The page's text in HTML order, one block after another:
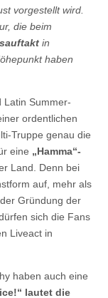
vorgestellt wird.
die beim
in
haben
Latin Summer-
ordentlichen
Truppe genau die
eine „Hamma“-
Land. Denn bei
auf, mehr als
Gründung der
sich die Fans
Liveact in
haben auch eine
lautet die